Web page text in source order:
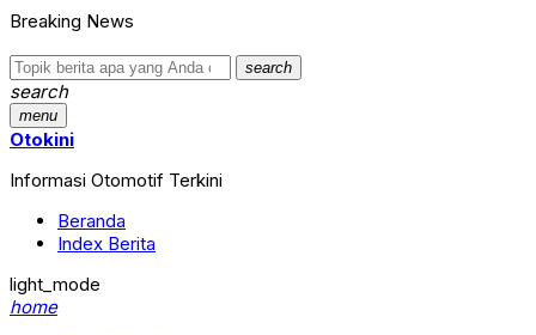
Breaking News
search
search
menu
Otokini
Informasi Otomotif Terkini
Beranda
Index Berita
light_mode
home